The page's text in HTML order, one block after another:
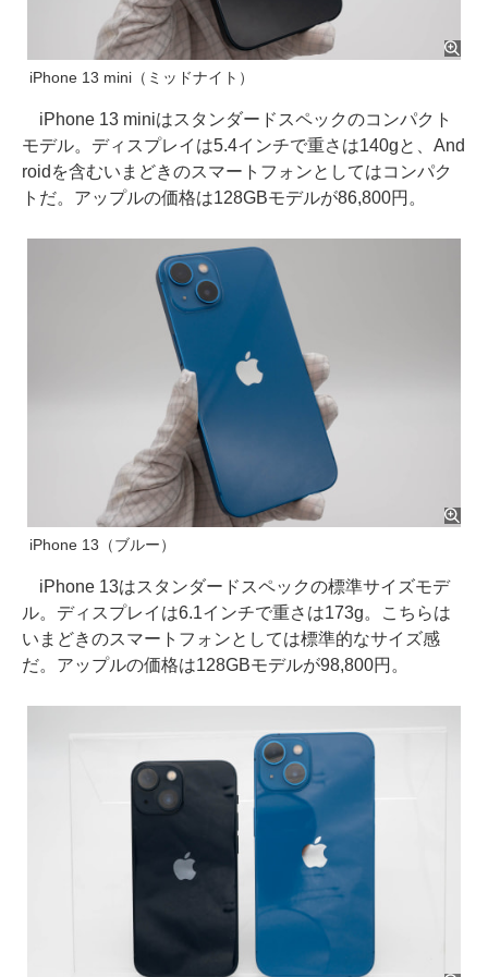
iPhone 13 mini（ミッドナイト）
iPhone 13 miniはスタンダードスペックのコンパクト
モデル。ディスプレイは5.4インチで重さは140gと、And
roidを含むいまどきのスマートフォンとしてはコンパク
トだ。アップルの価格は128GBモデルが86,800円。
iPhone 13（ブルー）
iPhone 13はスタンダードスペックの標準サイズモデ
ル。ディスプレイは6.1インチで重さは173g。こちらは
いまどきのスマートフォンとしては標準的なサイズ感
だ。アップルの価格は128GBモデルが98,800円。